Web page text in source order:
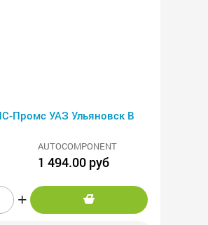
Промс УАЗ Ульяновск В
AUTOCOMPONENT
1 494.00 руб
+